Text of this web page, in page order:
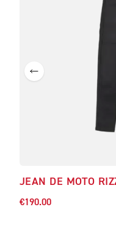
JEAN DE MOTO
€190.00